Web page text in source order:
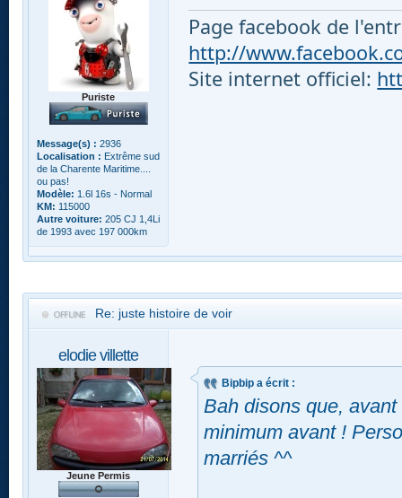
Puriste
Message(s) : 2936
Localisation : Extrême sud
de la Charente Maritime....
ou pas!
Modèle: 1.6l 16s - Normal
KM: 115000
Autre voiture: 205 CJ 1,4Li
de 1993 avec 197 000km
Page facebook de
http://
Site internet officiel:
Re: juste histoire de voir
elodie villette
Jeune Permis
Bipbip a écrit :
Bah disons que,
minimum avant !
marriés ^^